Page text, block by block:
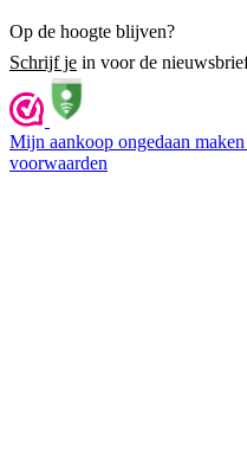
Op de hoogte blijven?
Schrijf je in voor de
Mijn aankoop ongedaan maken
voorwaarden